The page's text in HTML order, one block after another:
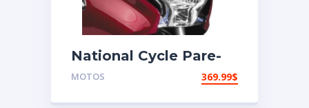
National Cycle Pare-
brise aéroacoustique
MOTOS 369.99$